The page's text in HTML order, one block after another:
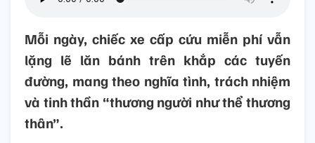
Mỗi ngày, chiếc xe cấp cứu miễn phí vẫn
lặng lẽ lăn bánh trên khắp các tuyến
đường, mang theo nghĩa tình, trách nhiệm
và tinh thần “thương người như thể thương
thân”.